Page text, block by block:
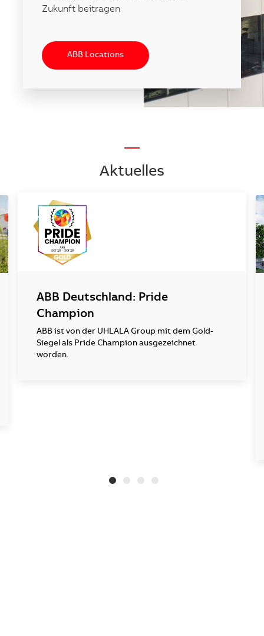
Zukunft beitragen
ABB Locations
—
Aktuelles
ABB Deutschland: Pride
Champion
ABB ist von der UHLALA Group mit dem Gold-
Siegel als Pride Champion ausgezeichnet
worden.